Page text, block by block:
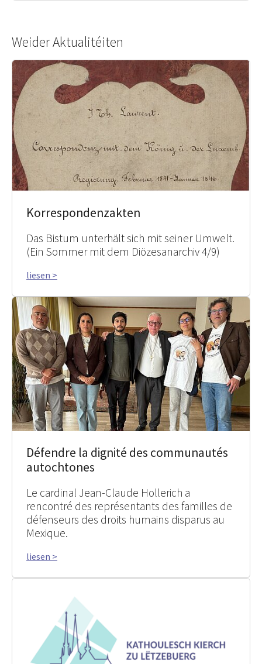
Weider Aktualitéiten
Korrespondenzakten
Das Bistum unterhält sich mit seiner Umwelt.
(Ein Sommer mit dem Diözesanarchiv 4/9)
liesen >
Défendre la dignité des communautés
autochtones
Le cardinal Jean-Claude Hollerich a
rencontré des représentants des familles de
défenseurs des droits humains disparus au
Mexique.
liesen >